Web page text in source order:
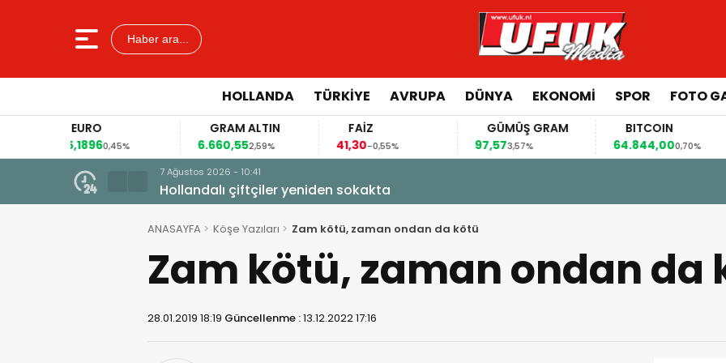
Haber ara...
HOLLANDA TÜRKIYE AVRUPA DÜNYA EKONOMI SPOR FOTO
GRAM ALTIN
6.660,55
FAİZ
41,30-0,55%
GÜMÜŞ GRAM
97,57
BITCOIN
64.844,00
0,70%
GBP/TRY
64,4492
7 Ağustos 2026 - 10:41
Hollandalı çiftçiler yeniden sokakta
ANASAYFA Köşe Yazıları Zam kötü, zaman ondan da kötü
Zam kötü, zaman ondan da
28.01.2019 18:19 Güncellenme :13.12.2022 17:16